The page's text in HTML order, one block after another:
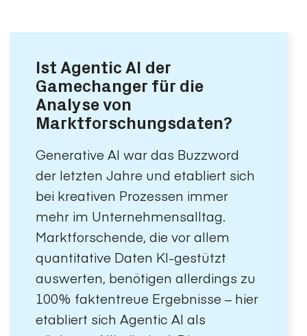
Ist Agentic AI der
Gamechanger für die
Analyse von
Marktforschungs­daten?
Generative AI war das Buzzword
der letzten Jahre und etabliert sich
bei kreativen Prozessen immer
mehr im Unternehmensalltag.
Marktforschende, die vor allem
quantitative Daten KI-gestützt
auswerten, benötigen allerdings zu
100% faktentreue Ergebnisse – hier
etabliert sich Agentic AI als